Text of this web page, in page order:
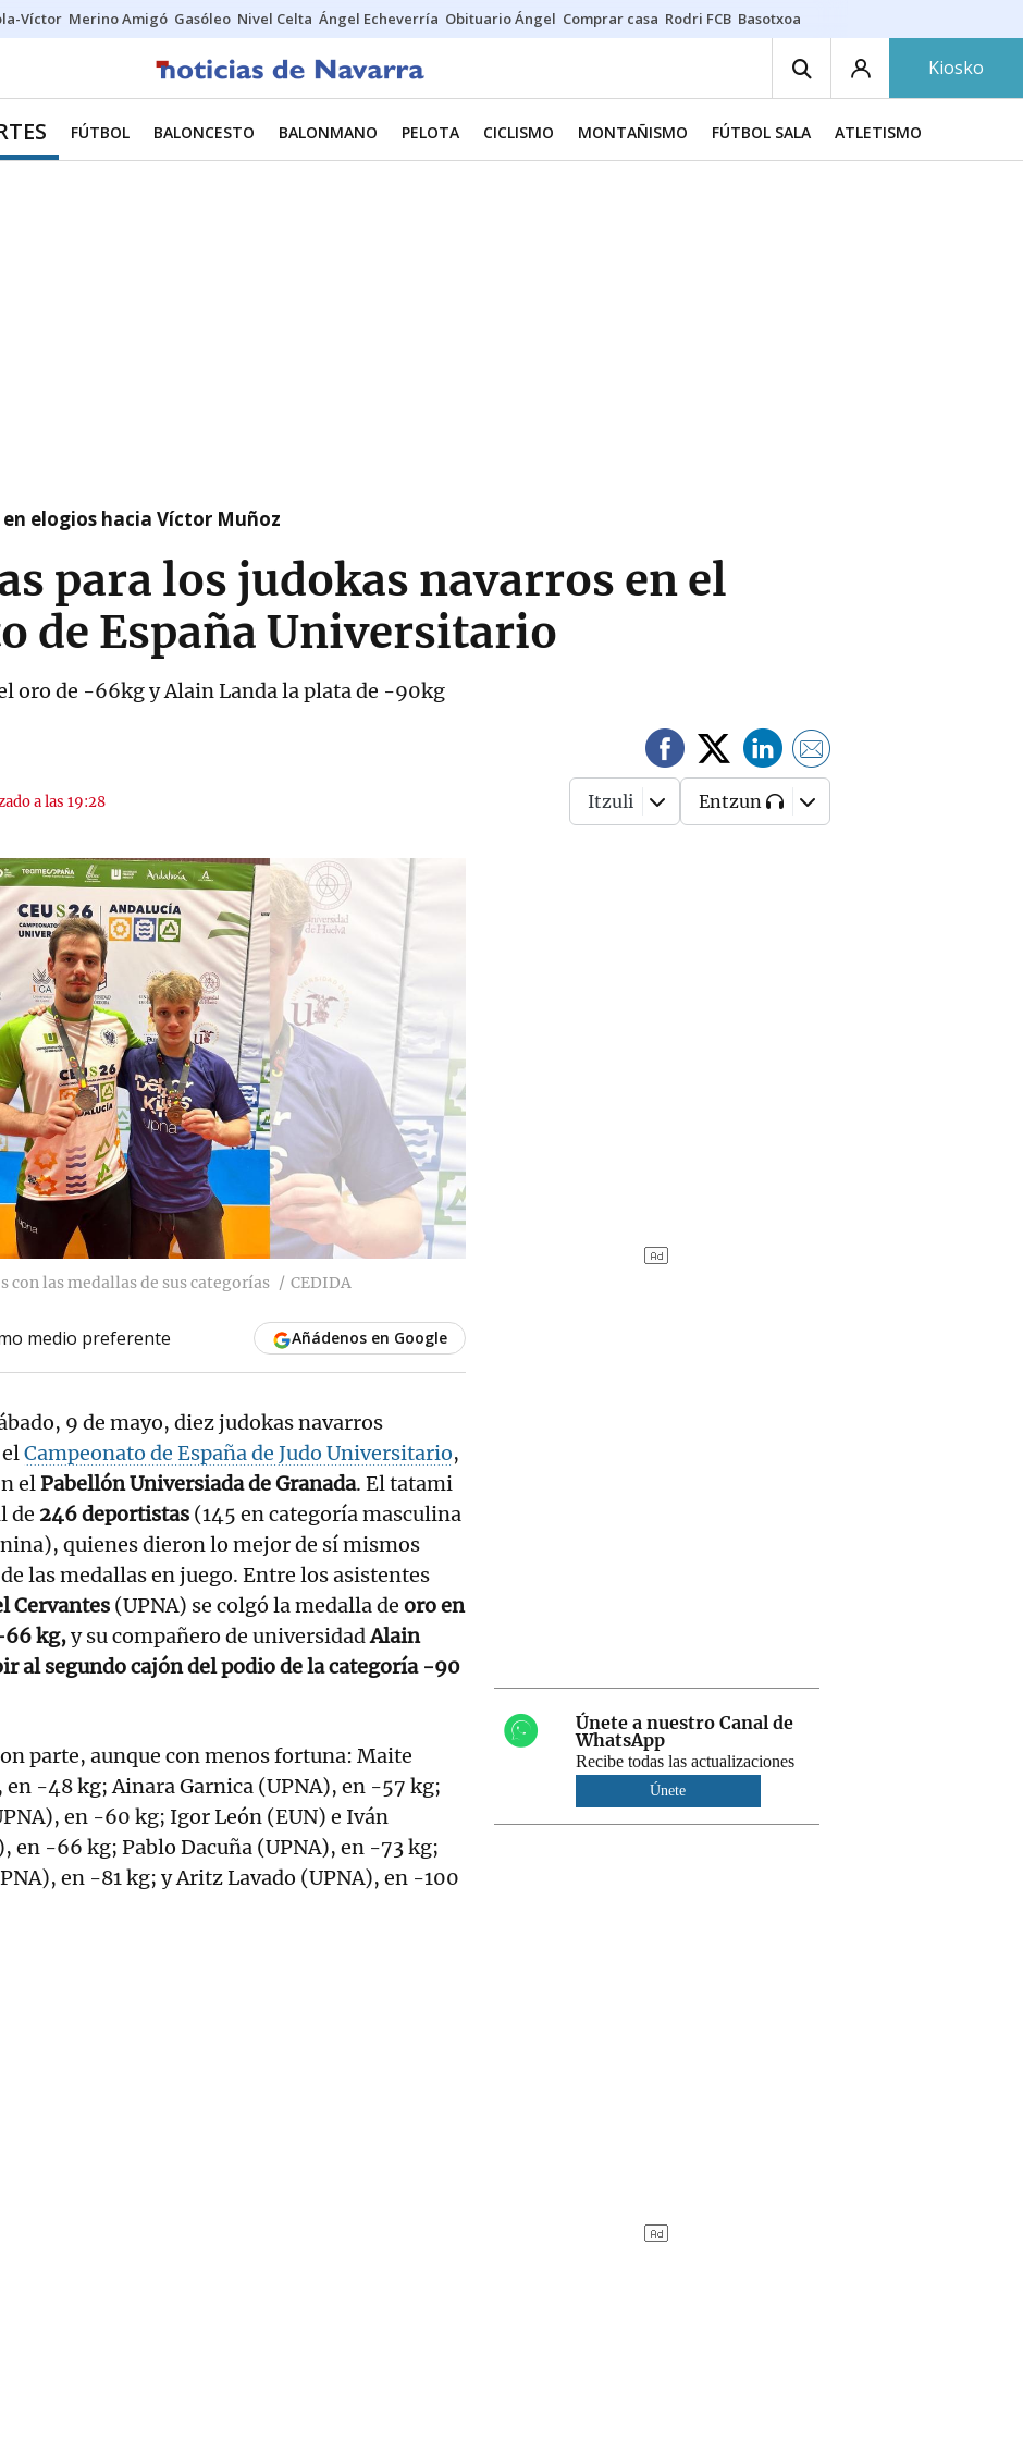
Víctor Merino Amigó Gasóleo Nivel Celta Ángel Echeverría Obituario Ángel Comprar casa Rodri FCB Basotxoa
Kiosko
FÚTBOL BALONCESTO BALONMANO PELOTA CICLISMO MONTAÑISMO FÚTBOL SALA ATLETISMO
elogios hacia Víctor Muñoz
para los judokas navarros en el
de España Universitario
oro de -66kg y Alain Landa la plata de -90kg
a las 19:28 Itzuli Entzun
con las medallas de sus categorías CEDIDA
medio preferente Añádenos en Google
9 de mayo, diez judokas navarros
Campeonato de España de Judo Universitario,
elPabellón Universiada de Granada. El tatami
de 246 deportistas (145 en categoría masculina
quienes dieron lo mejor de sí mismos
las medallas en juego. Entre los asistentes
Cervantes (UPNA) se colgó la medalla de oro en
66 kg,y su compañero de universidadAlain
al segundo cajón del podio de la categoría -90
parte, aunque con menos fortuna: Maite
en -48 kg; Ainara Garnica (UPNA), en -57 kg;
en -60 kg; Igor León (EUN) e Iván
en -66 kg; Pablo Dacuña (UPNA), en -73 kg;
en -81 kg; y Aritz Lavado (UPNA), en -100
Únete a nuestro Canal de
WhatsApp
Recibe todas las actualizaciones
Únete